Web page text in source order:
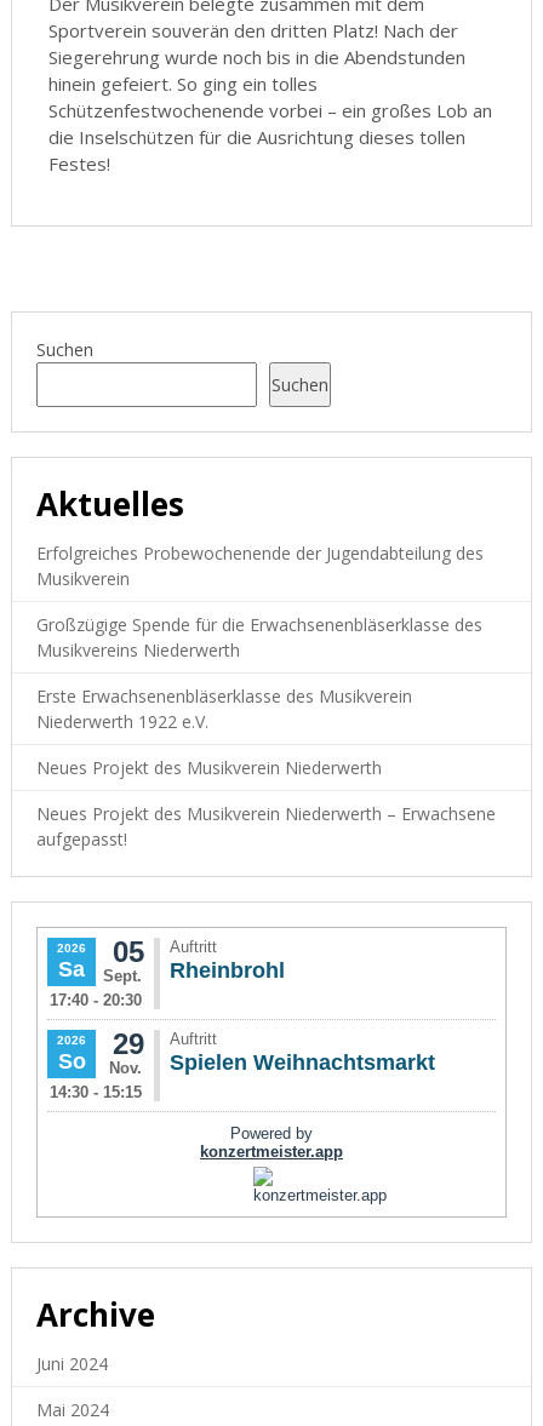
Sportverein souverän den dritten Platz! Nach der
Siegerehrung wurde noch bis in die Abendstunden
hinein gefeiert. So ging ein tolles
Schützenfestwochenende vorbei – ein großes Lob an
die Inselschützen für die Ausrichtung dieses tollen
Festes!
Suchen
Suchen
Aktuelles
Erfolgreiches Probewochenende der Jugendabteilung des
Musikverein
Großzügige Spende für die Erwachsenenbläserklasse des
Musikvereins Niederwerth
Erste Erwachsenenbläserklasse des Musikverein
Niederwerth 1922 e.V.
Neues Projekt des Musikverein Niederwerth
Neues Projekt des Musikverein Niederwerth – Erwachsene
aufgepasst!
Archive
Juni 2024
Mai 2024